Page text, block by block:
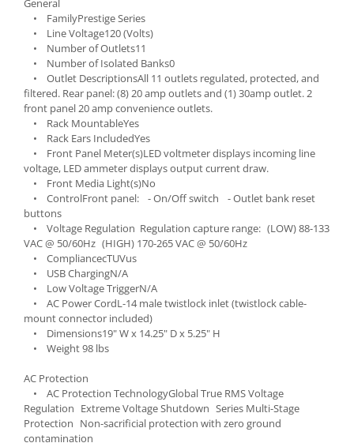
Instrumente traditionale
Accesorii DJ
Accesorii Pick-up si Vinyl
Case-uri DJ
CD Playere DJ
Console DJ
Controllere MIDI - USB DAW
Genti pentru DJ
Mixere DJ
Platane DJ
Samplere si controllere
Stative si pupitre DJ
Cabluri si conectori
Cabluri adaptoare, cabluri Y
Cabluri audio
Cabluri de boxe
Cabluri de instrumente
Cabluri de microfon
Cabluri DMX
General
• FamilyPrestige Series
• Line Voltage120 (Volts)
• Number of Outlets11
• Number of Isolated Banks0
• Outlet DescriptionsAll 11 outlets regulated, protected, and
filtered. Rear panel: (8) 20 amp outlets and (1) 30amp outlet. 2
front panel 20 amp convenience outlets.
• Rack MountableYes
• Rack Ears IncludedYes
• Front Panel Meter(s)LED voltmeter displays incoming line
voltage, LED ammeter displays output current draw.
• Front Media Light(s)No
• ControlFront panel: - On/Off switch - Outlet bank reset
buttons
• Voltage Regulation Regulation capture range: (LOW) 88-133
VAC @ 50/60Hz (HIGH) 170-265 VAC @ 50/60Hz
• CompliancecTUVus
• USB ChargingN/A
• Low Voltage TriggerN/A
• AC Power CordL-14 male twistlock inlet (twistlock cable-
mount connector included)
• Dimensions19" W x 14.25" D x 5.25" H
• Weight 98 lbs
AC Protection
• AC Protection TechnologyGlobal True RMS Voltage
Regulation Extreme Voltage Shutdown Series Multi-Stage
Protection Non-sacrificial protection with zero ground
contamination